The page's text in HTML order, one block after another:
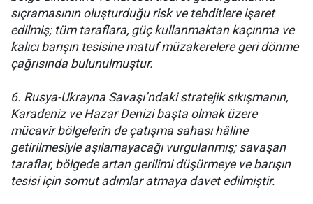
sıçramasının oluşturduğu risk ve tehditlere işaret
edilmiş; tüm taraflara, güç kullanmaktan kaçınma ve
kalıcı barışın tesisine matuf müzakerelere geri dönme
çağrısında bulunulmuştur.
6. Rusya-Ukrayna Savaşı’ndaki stratejik sıkışmanın,
Karadeniz ve Hazar Denizi başta olmak üzere
mücavir bölgelerin de çatışma sahası hâline
getirilmesiyle aşılamayacağı vurgulanmış; savaşan
taraflar, bölgede artan gerilimi düşürmeye ve barışın
tesisi için somut adımlar atmaya davet edilmiştir.